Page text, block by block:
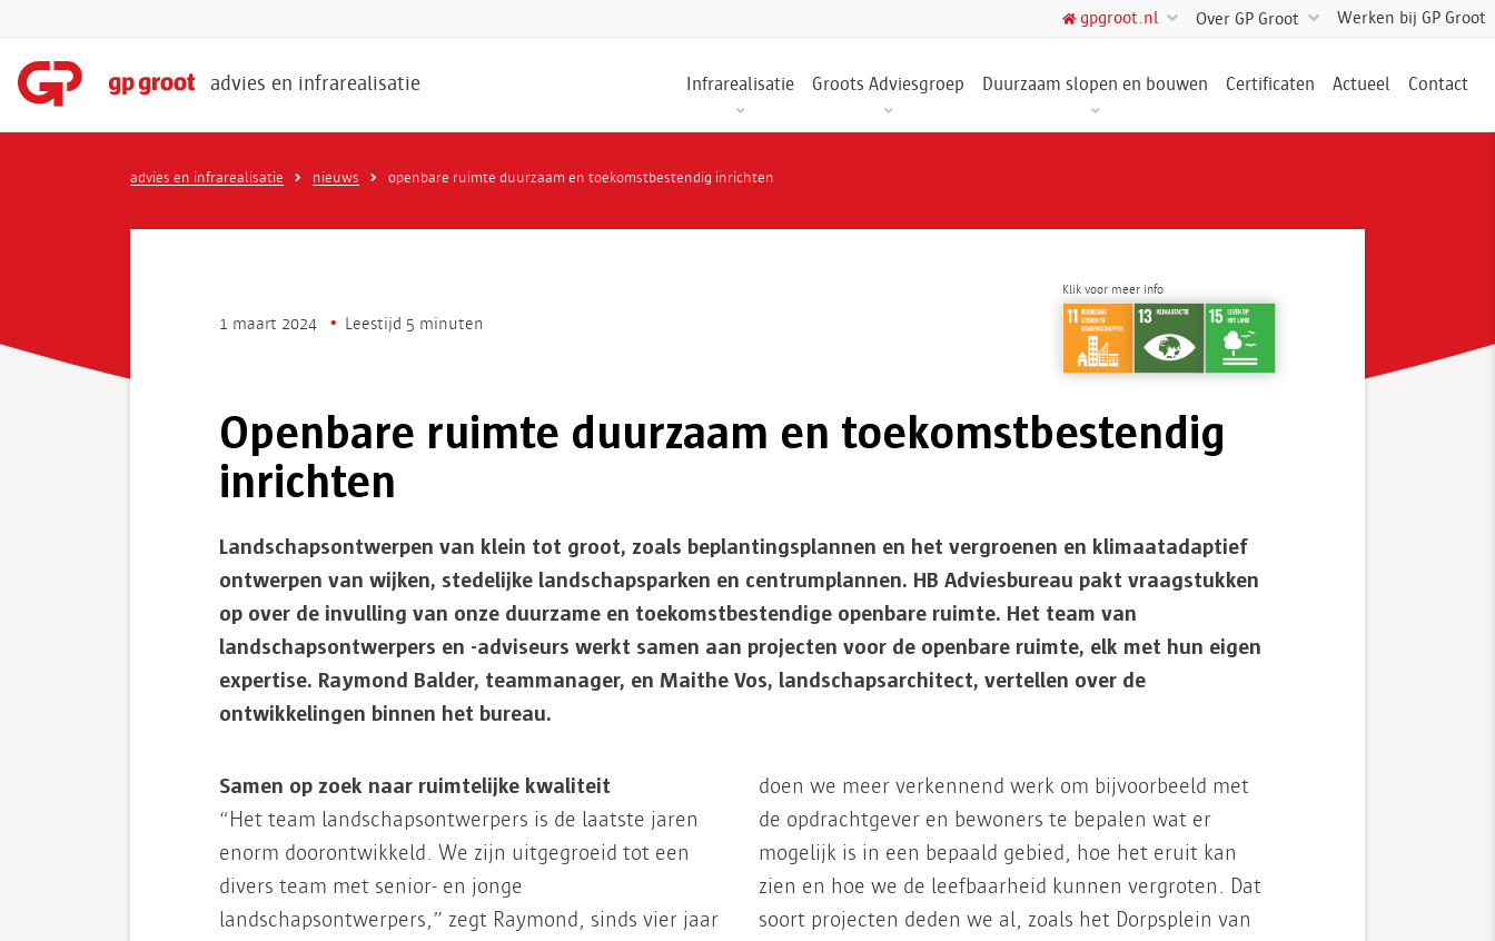
gpgroot.nl Over GP Groot Werken bij GP Groot
advies en infrarealisatie Infrarealisatie Groots Adviesgroep Duurzaam slopen en bouwen Certificaten Actueel Contact
advies en infrarealisatie nieuws openbare ruimte duurzaam en toekomstbestendig inrichten
1 maart 2024 Leestijd 5 minuten
Klik voor meer info
Openbare ruimte duurzaam en toekomstbestendig
inrichten
Landschapsontwerpen van klein tot groot, zoals beplantingsplannen en het vergroenen en klimaatadaptief
ontwerpen van wijken, stedelijke landschapsparken en centrumplannen. HB Adviesbureau pakt vraagstukken
op over de invulling van onze duurzame en toekomstbestendige openbare ruimte. Het team van
landschapsontwerpers en -adviseurs werkt samen aan projecten voor de openbare ruimte, elk met hun eigen
expertise. Raymond Balder, teammanager, en Maithe Vos, landschapsarchitect, vertellen over de
ontwikkelingen binnen het bureau.
Samen op zoek naar ruimtelijke kwaliteit
“Het team landschapsontwerpers is de laatste jaren
enorm doorontwikkeld. We zijn uitgegroeid tot een
divers team met senior- en jonge
landschapsontwerpers,” zegt Raymond, sinds vier jaar
doen we meer verkennend werk om bijvoorbeeld met
de opdrachtgever en bewoners te bepalen wat er
mogelijk is in een bepaald gebied, hoe het eruit kan
zien en hoe we de leefbaarheid kunnen vergroten. Dat
soort projecten deden we al, zoals het Dorpsplein van